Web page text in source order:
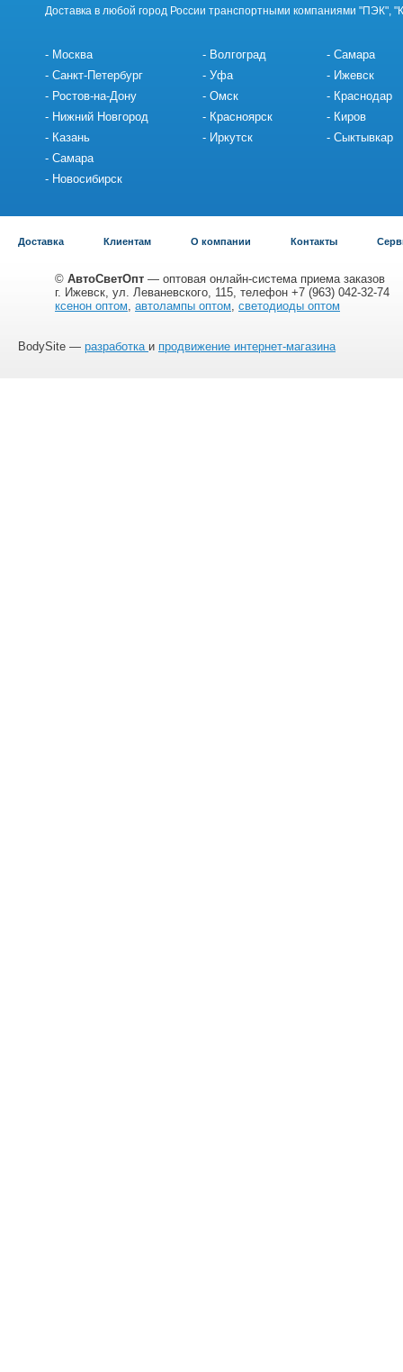
Доставка в любой город России транспортными компаниями "ПЭК",
Москва
Санкт-Петербург
Ростов-на-Дону
Нижний Новгород
Казань
Самара
Новосибирск
Волгоград
Уфа
Омск
Красноярск
Иркутск
Самара
Ижевск
Краснодар
Киров
Сыктывкар
Доставка Клиентам О компании Контакты
© АвтоСветОпт — оптовая онлайн-система приема заказов
г. Ижевск, ул. Леваневского, 115, телефон +7 (963) 042-32-74
ксенон оптом, автолампы оптом, светодиоды оптом
BodySite — разработка и продвижение интернет-магазина